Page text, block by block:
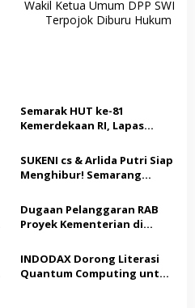
Wakil Ketua Umum DPP SWI
Terpojok Diburu Hukum
Semarak HUT ke-81
Kemerdekaan RI, Lapas
Sosial dan Pemeriksaan
Kesehatan Gratis bagi
Masyarakat
SUKENI cs & Arlida Putri Siap
Menghibur! Semarang
Akbar “Back On Track” 2026–
2029
Dugaan Pelanggaran RAB
Proyek Kementerian di
Nasionaldetik.com Desak
Tindakan Tegas
INDODAX Dorong Literasi
Quantum Computing untuk